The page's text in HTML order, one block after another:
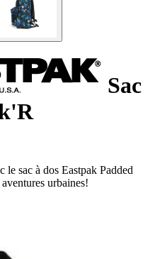
Sac
sac à dos Eastpak Padded
urbaines!